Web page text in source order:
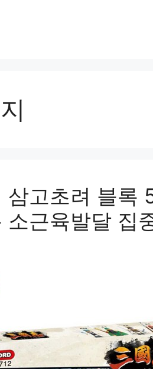
고초려 블록
근육발달 집